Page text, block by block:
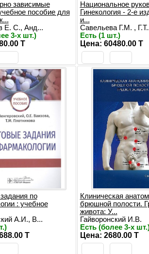
зависимые
пособие для
Е. С., Анд...
3-х шт.)
T
Национальное
Гинекология - 2-е
и...
Савельева Г.М. ,
Есть (1 шт.)
Цена: 60480.00 T
по
: учебное
А.И., В...
T
Клиническая
брюшной полости.
живота: У...
Гайворонский И.В.
Есть (более 3-х
Цена: 2680.00 T